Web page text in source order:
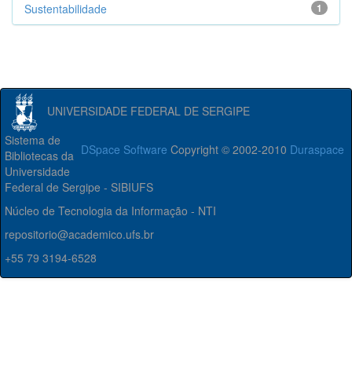
1
Sustentabilidade
UNIVERSIDADE FEDERAL DE SERGIPE
DSpace Software Copyright © 2002-2010 Duraspace
Sistema de
Bibliotecas da
Universidade
Federal de Sergipe - SIBIUFS
Núcleo de Tecnologia da Informação - NTI
repositorio@academico.ufs.br
+55 79 3194-6528